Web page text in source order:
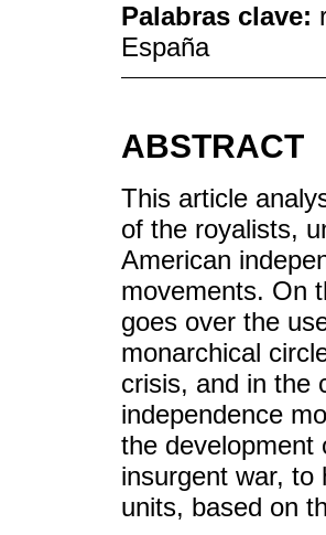
Palabras clave:
España
ABSTRACT
This article
of the royalists,
American
movements. On
goes over the
monarchical
crisis, and in the
independence
the development
insurgent war, to
units, based on